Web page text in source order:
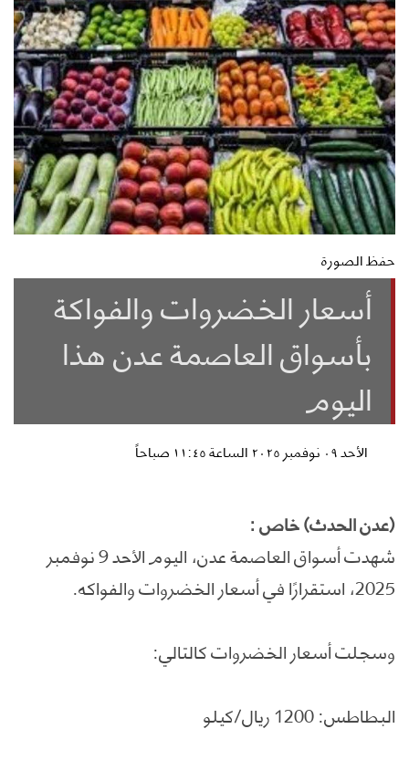
حفظ الصورة
أسعار الخضروات والفواكة
بأسواق العاصمة عدن هذا
اليوم
الأحد ٠٩ نوفمبر ٢٠٢٥ الساعة ١١:٤٥ صباحاً
(عدن الحدث) خاص :
شهدت أسواق العاصمة عدن، اليوم الأحد 9 نوفمبر
2025، استقرارًا في أسعار الخضروات والفواكه.
وسجلت أسعار الخضروات كالتالي:
البطاطس: 1200 ريال/كيلو